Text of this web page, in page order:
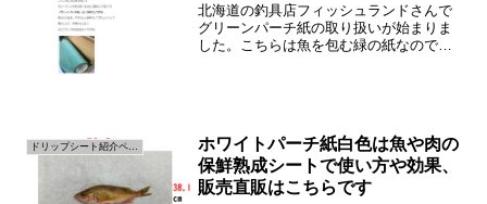
北海道の釣具店フィッシュランドさんで
グリーンパーチ紙の取り扱いが始まりま
した。こちらは魚を包む緑の紙なのです
ドリップシート紹介ページ
ホワイトパーチ紙白色は魚や肉の
保鮮熟成シートで使い方や効果、
販売直販はこちらです